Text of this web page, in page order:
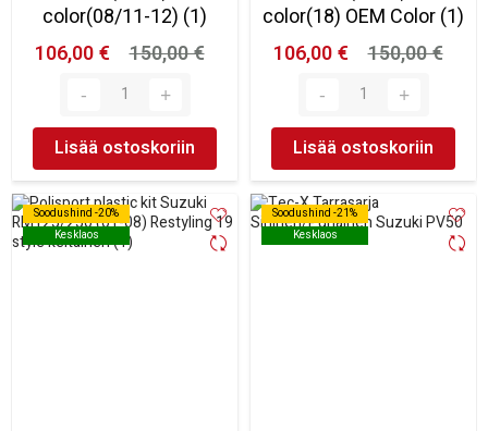
color(08/11-12) (1)
106,00 €
150,00 €
Lisää ostoskoriin
color(18) OEM Color (1)
106,00 €
150,00 €
Lisää ostoskoriin
Soodushind -20%
Kesklaos
Soodushind -20%
Kesklaos
Soodushind -21%
Kesklaos
Soodushind -21%
Kesklaos